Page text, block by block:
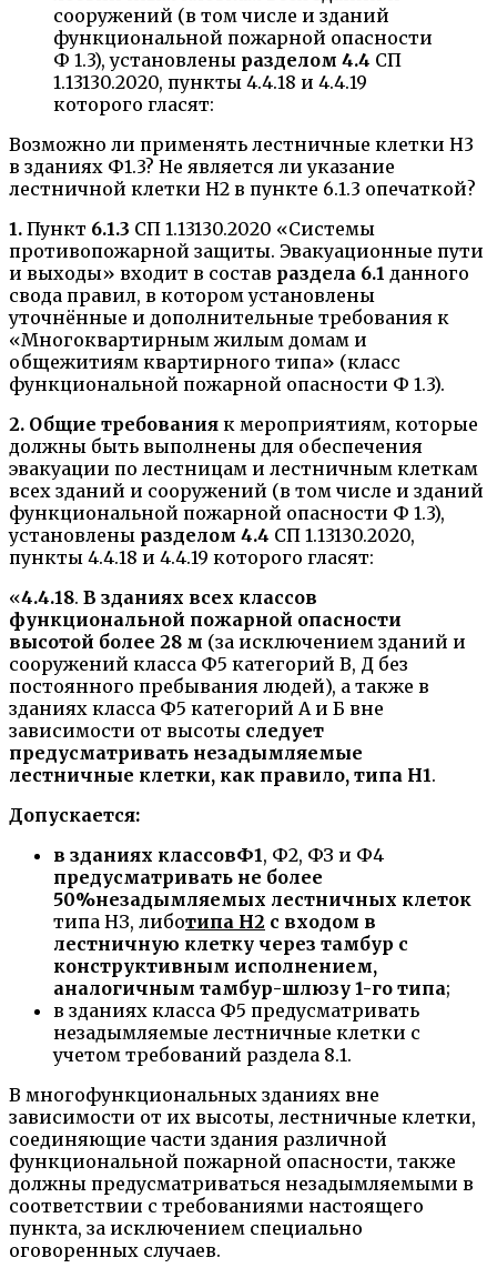
сооружений (в том числе и зданий
функциональной пожарной опасности
Ф 1.3), установлены разделом 4.4 СП
1.13130.2020, пункты 4.4.18 и 4.4.19
которого гласят:
Возможно ли применять лестничные клетки Н3
в зданиях Ф1.3? Не является ли указание
лестничной клетки Н2 в пункте 6.1.3 опечаткой?
1. Пункт 6.1.3 СП 1.13130.2020 «Системы
противопожарной защиты. Эвакуационные пути
и выходы» входит в состав раздела 6.1 данного
свода правил, в котором установлены
уточнённые и дополнительные требования к
«Многоквартирным жилым домам и
общежитиям квартирного типа» (класс
функциональной пожарной опасности Ф 1.3).
2. Общие требования к мероприятиям, которые
должны быть выполнены для обеспечения
эвакуации по лестницам и лестничным клеткам
всех зданий и сооружений (в том числе и зданий
функциональной пожарной опасности Ф 1.3),
установлены разделом 4.4 СП 1.13130.2020,
пункты 4.4.18 и 4.4.19 которого гласят:
«4.4.18. В зданиях всех классов
функциональной пожарной опасности
высотой более 28 м (за исключением зданий и
сооружений класса Ф5 категорий В, Д без
постоянного пребывания людей), а также в
зданиях класса Ф5 категорий А и Б вне
зависимости от высоты следует
предусматривать незадымляемые
лестничные клетки, как правило, типа H1.
Допускается:
в зданиях классовФ1, Ф2, ФЗ и Ф4
предусматривать не более
50%незадымляемых лестничных клеток
типа НЗ, либотипа Н2 с входом в
лестничную клетку через тамбур с
конструктивным исполнением,
аналогичным тамбур-шлюзу 1-го типа;
в зданиях класса Ф5 предусматривать
незадымляемые лестничные клетки с
учетом требований раздела 8.1.
В многофункциональных зданиях вне
зависимости от их высоты, лестничные клетки,
соединяющие части здания различной
функциональной пожарной опасности, также
должны предусматриваться незадымляемыми в
соответствии с требованиями настоящего
пункта, за исключением специально
оговоренных случаев.